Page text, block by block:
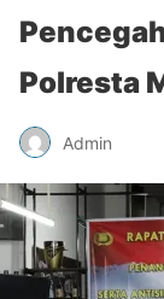
Polresta
Admin